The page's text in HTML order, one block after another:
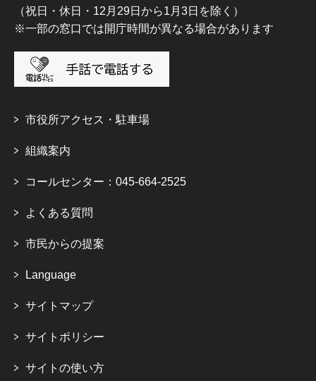
（祝日・休日・12月29日から1月3日を除く）
※一部の窓口では開庁時間が異なる場合があります
市役所アクセス・駐車場
組織案内
コールセンター：045-664-2525
よくある質問
市民からの提案
Language
サイトマップ
サイトポリシー
サイトの使い方